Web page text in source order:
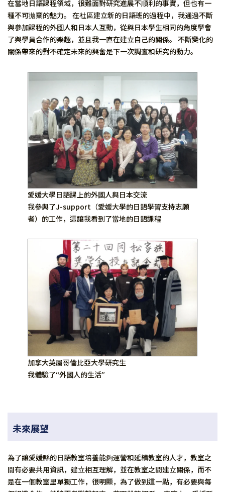
在當地日語課程領域，很難面對研究進展不順利的事實，但也有一
種不可拋棄的魅力。 在社區建立新的日語班的過程中，我通過不斷
與參加課程的外國人和日本人互動，從與日本學生相同的角度學會
了與學員合作的樂趣，並且我一直在建立自己的關係。 不斷變化的
關係帶來的對不確定未來的興奮是下一次調查和研究的動力。
愛媛大學日語課上的外國人與日本交流
我參與了J-support（愛媛大學的日語學習支持志願
者）的工作，這讓我看到了當地的日語課程
加拿大英屬哥倫比亞大學研究生
我體驗了“外國人的生活”
未來展望
為了讓愛媛縣的日語教室培養能夠運營和延續教室的人才，教室之
間有必要共用資訊，建立相互理解，並在教室之間建立關係，而不
是在一個教室里單獨工作，很明顯，為了做到這一點，有必要與每